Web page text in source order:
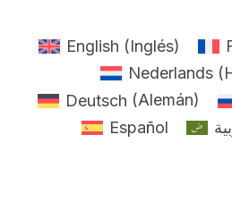
English (Inglés)
Nederlands (
Deutsch (Alemán)
Español